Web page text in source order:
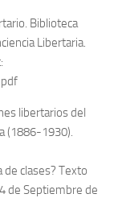
Biblioteca
Libertaria.
libertarios del
(1886-1930).
de clases? Texto
de Septiembre de